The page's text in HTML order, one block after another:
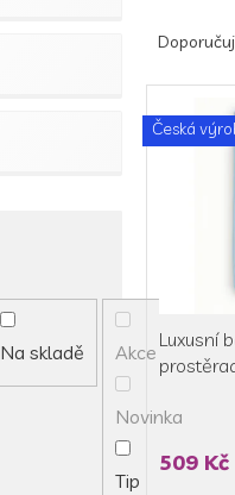
Na skladě Akce
Novinka
Tip
a
e
n
í
k
ů
V
ý
p
d
k
ů
Česká
Luxusní
509 Kč